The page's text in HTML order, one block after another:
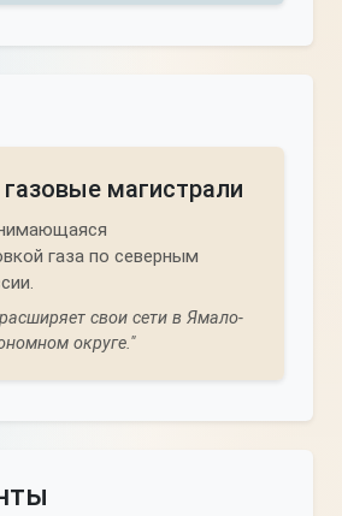
магистрали
газа по северным
свои сети в Ямало-
округе."